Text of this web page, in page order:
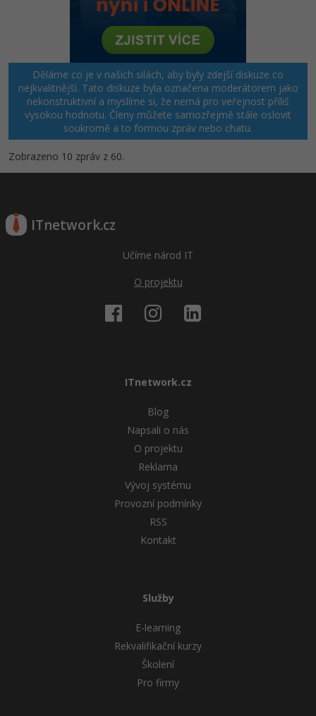
Děláme co je v našich silách, aby byly zdejší diskuze co
nejkvalitnější. Tato diskuze byla označena moderátorem jako
nekonstruktivní a myslíme si, že nemá pro veřejnost příliš
vysokou hodnotu. Členy můžete samozřejmě stále oslovit
soukromě a to formou zpráv nebo chatu.
Zobrazeno 10 zpráv z 60.
ITnetwork.cz
Učíme národ IT
O projektu
ITnetwork.cz
Blog
Napsali o nás
O projektu
Reklama
Vývoj systému
Provozní podmínky
RSS
Kontakt
Služby
E-learning
Rekvalifikační kurzy
Školení
Pro firmy